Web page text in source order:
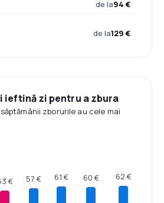
de la94 €
de la129 €
ieftină zi pentru a zbura
zborurile au cele mai
€ 57 € 61 € 60 € 62 €